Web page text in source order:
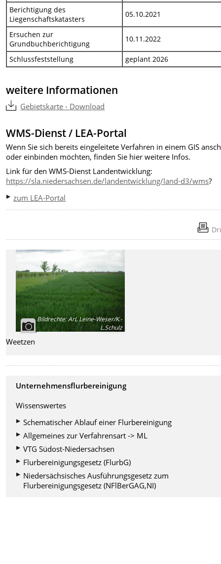
Berichtigung des
Liegenschaftskatasters
05.10.2021
Ersuchen zur
Grundbuchberichtigung
10.11.2022
Schlussfeststellung geplant 2026
weitere Informationen
Gebietskarte - Download
WMS-Dienst / LEA-Portal
Wenn Sie sich bereits eingeleitete Verfahren in einem GIS
oder einbinden möchten, finden Sie hier weitere Infos.
Link für den WMS-Dienst Landentwicklung:
https://sla.niedersachsen.de/landentwicklung/land-d3/wms?
zum LEA-Portal
Bildrechte:ArL Leine-Weser/K.-
L.Schulz
Weetzen
Unternehmensflurbereinigung
Wissenswertes
Schematischer Ablauf einer Flurbereinigung
Allgemeines zur Verfahrensart -> ML
VTG Südost-Niedersachsen
Flurbereinigungsgesetz (FlurbG)
Niedersächsisches Ausführungsgesetz zum
Flurbereinigungsgesetz (NFlBerGAG,NI)